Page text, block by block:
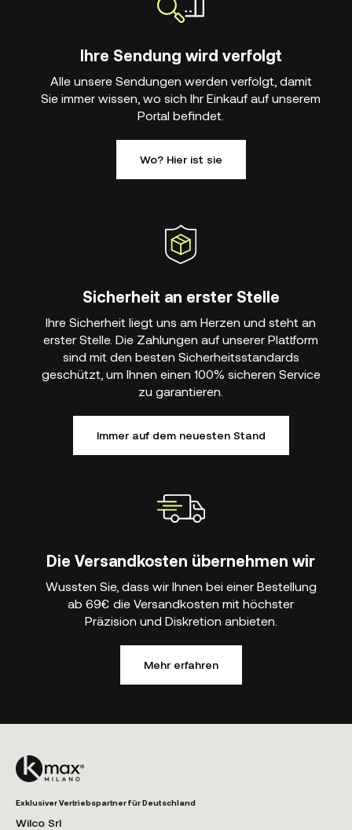
Ihre Sendung wird verfolgt
Alle unsere Sendungen werden verfolgt, damit
Sie immer wissen, wo sich Ihr Einkauf auf unserem
Portal befindet.
Wo? Hier ist sie
Sicherheit an erster Stelle
Ihre Sicherheit liegt uns am Herzen und steht an
erster Stelle. Die Zahlungen auf unserer Plattform
sind mit den besten Sicherheitsstandards
geschützt, um Ihnen einen 100% sicheren Service
zu garantieren.
Immer auf dem neuesten Stand
Die Versandkosten übernehmen wir
Wussten Sie, dass wir Ihnen bei einer Bestellung
ab 69€ die Versandkosten mit höchster
Präzision und Diskretion anbieten.
Mehr erfahren
Exklusiver Vertriebspartner für Deutschland
Wilco Srl